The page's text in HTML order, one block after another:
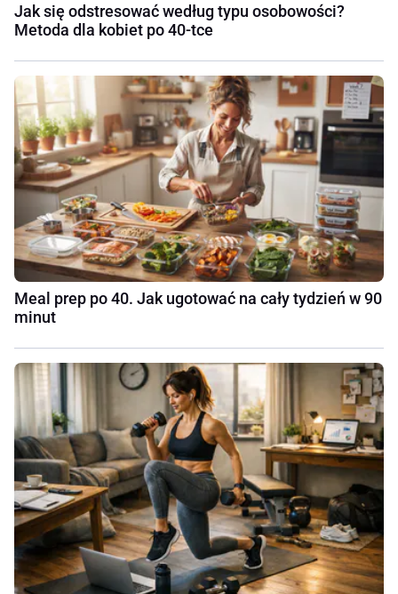
Jak się odstresować według typu osobowości?
Metoda dla kobiet po 40-tce
Meal prep po 40. Jak ugotować na cały tydzień w 90
minut